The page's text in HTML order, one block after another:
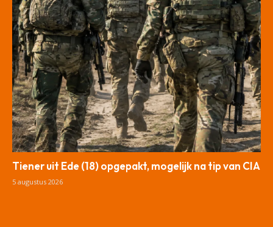
Tiener uit Ede (18) opgepakt, mogelijk na tip van CIA
5 augustus 2026